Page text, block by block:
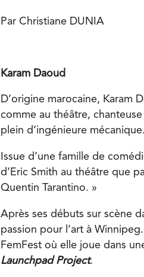
Par Christiane DUNIA
Karam Daoud
D’origine marocaine, Karam
comme au théâtre,
plein d’ingénieure mécanique.
Issue d’une famille de
d’Eric Smith au théâtre que
Quentin Tarantino. »
Après ses débuts sur scène
passion pour l’art à
FemFest où elle joue dans
Launchpad Project.